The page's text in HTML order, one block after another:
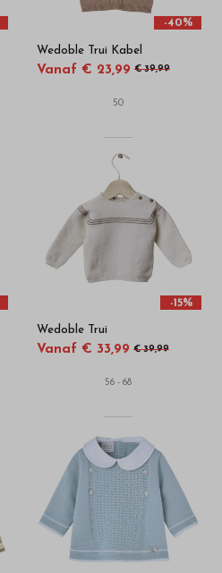
-40%
Wedoble Trui Kabel
Vanaf € 23,99 € 39,99
50
-15%
Wedoble Trui
Vanaf € 33,99 € 39,99
56 - 68